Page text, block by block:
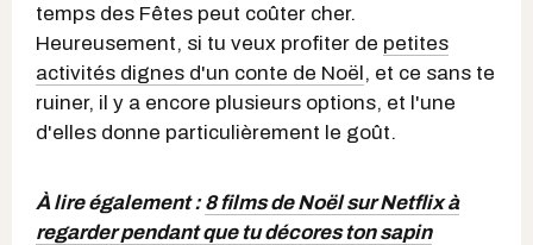
temps des Fêtes peut coûter cher.
Heureusement, si tu veux profiter de petites
activités dignes d'un conte de Noël, et ce sans te
ruiner, il y a encore plusieurs options, et l'une
d'elles donne particulièrement le goût.
À lire également :8 films de Noël sur Netflix à
regarder pendant que tu décores ton sapin